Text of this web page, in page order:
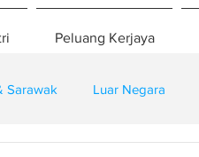
Peluang Kerjaya
Sarawak Luar Negara